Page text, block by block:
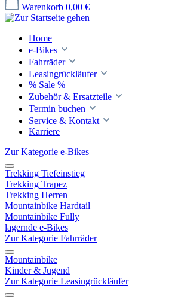
Warenkorb 0,00 €
Home
e-Bikes
Fahrräder
Leasingrückläufer
% Sale %
Zubehör & Ersatzteile
Termin buchen
Service & Kontakt
Karriere
Zur Kategorie e-Bikes
Trekking Tiefeinstieg
Trekking Trapez
Trekking Herren
Mountainbike Hardtail
Mountainbike Fully
lagernde e-Bikes
Zur Kategorie Fahrräder
Mountainbike
Kinder & Jugend
Zur Kategorie Leasingrückläufer